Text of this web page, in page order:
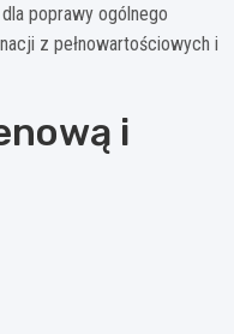
poprawy ogólnego
z pełnowartościowych i
i